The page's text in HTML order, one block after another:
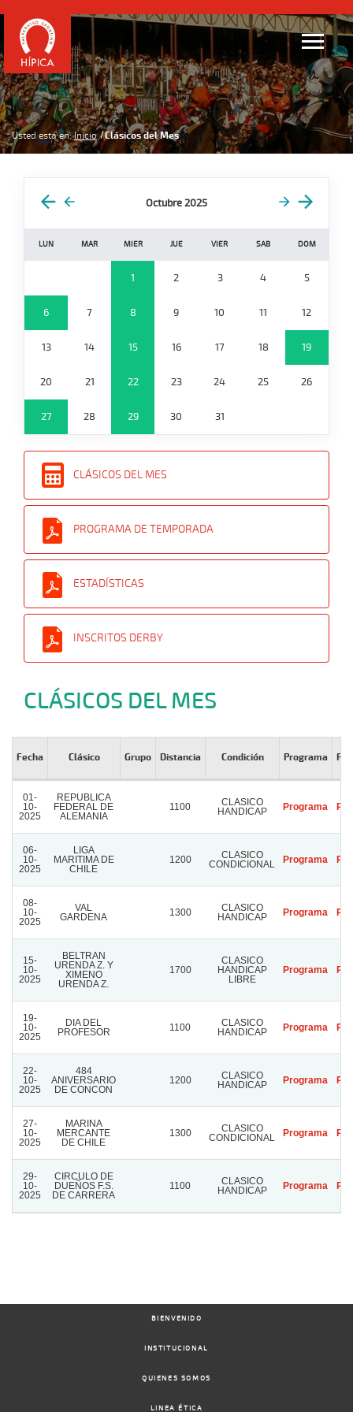
Usted está en: Inicio Clásicos del Mes
Octubre 2025
LUN MAR MIER JUE VIER SAB DOM
1 2 3 4 5
6 7 8 9 10 11 12
13 14 15 16 17 18 19
20 21 22 23 24 25 26
27 28 29 30 31
CLÁSICOS DEL MES
PROGRAMA DE TEMPORADA
ESTADÍSTICAS
INSCRITOS DERBY
CLÁSICOS DEL MES
Fecha Clásico Grupo Distancia Condición Programa
01-
10-
2025
REPUBLICA
FEDERAL DE
ALEMANIA
1100
CLASICO
HANDICAP
Programa
06-
10-
2025
LIGA
MARITIMA DE
CHILE
1200
CLASICO
CONDICIONAL
Programa
08-
10-
2025
VAL
GARDENA
1300
CLASICO
HANDICAP
Programa
15-
10-
2025
BELTRAN
URENDA Z. Y
XIMENO
URENDA Z.
1700
CLASICO
HANDICAP
LIBRE
Programa
19-
10-
2025
DIA DEL
PROFESOR
1100
CLASICO
HANDICAP
Programa
22-
10-
2025
484
ANIVERSARIO
DE CONCON
1200
CLASICO
HANDICAP
Programa
27-
10-
2025
MARINA
MERCANTE
DE CHILE
1300
CLASICO
CONDICIONAL
Programa
29-
10-
2025
CIRCULO DE
DUEÑOS F.S.
DE CARRERA
1100
CLASICO
HANDICAP
Programa
BIENVENIDO
INSTITUCIONAL
QUIENES SOMOS
LINEA ÉTICA